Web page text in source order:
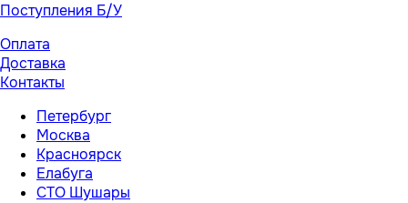
Поступления Б/У
Оплата
Доставка
Контакты
Петербург
Москва
Красноярск
Елабуга
СТО Шушары